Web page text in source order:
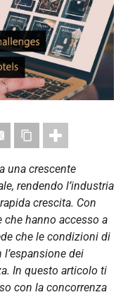
una crescente
rendendo l’industria
crescita. Con
che hanno accesso a
che le condizioni di
dei
In questo articolo ti
con la concorrenza